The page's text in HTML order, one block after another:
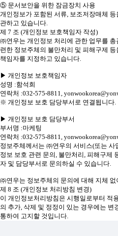
⑤ 문서보안을 위한 잠금장치 사용
개인정보가 포함된 서류, 보조저장매체
관하고 있습니다.
제 7 조 (개인정보 보호책임자 작성)
㈜연우는 개인정보 처리에 관한 업무를
련한 정보주체의 불만처리 및 피해구제
책임자를 지정하고 있습니다.
▶ 개인정보 보호책임자
성명 :함석희
연락처 :032-575-8811,
※ 개인정보 보호 담당부서로 연결됩니다.
▶ 개인정보 보호 담당부서
부서명 :마케팅
연락처 :032-575-8811,
정보주체께서는 ㈜연우의 서비스(또는
정보 보호 관련 문의, 불만처리, 피해구제
자 및 담당부서로 문의하실 수 있습니다.
㈜연우는 정보주체의 문의에 대해 지체
제 8 조 (개인정보 처리방침 변경)
이 개인정보처리방침은 시행일로부터 적
의 추가, 삭제 및 정정이 있는 경우에는
통하여 고지할 것입니다.